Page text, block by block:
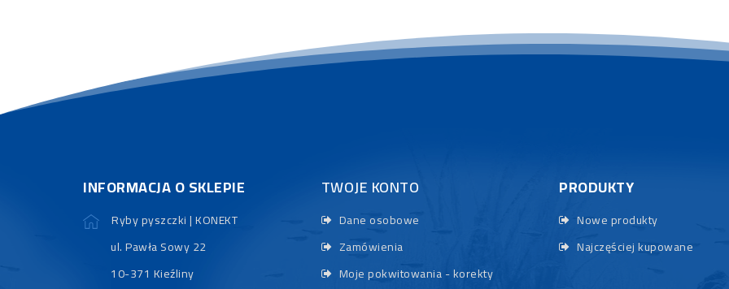
INFORMACJA O SKLEPIE
Ryby pyszczki | KONEKT
ul. Pawła Sowy 22
10-371 Kieźliny
TWOJE KONTO
Dane osobowe
Zamówienia
Moje pokwitowania - korekty
PRODUKTY
Nowe produkty
Najczęściej kupowane